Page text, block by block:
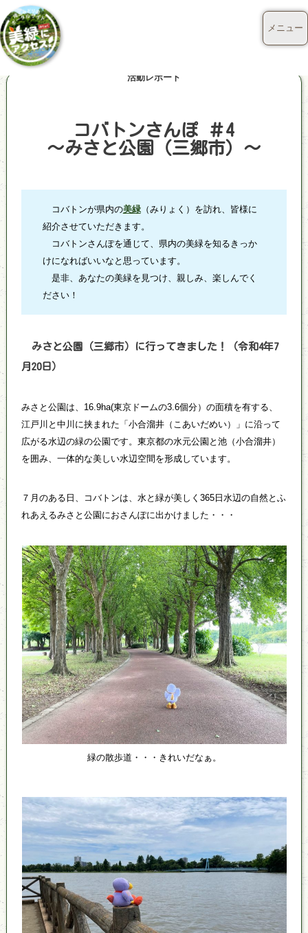
活動レポート
コバトンさんぽ ＃4
～みさと公園（三郷市）～
コバトンが県内の美緑（みりょく）を訪れ、皆様に
紹介させていただきます。
コバトンさんぽを通じて、県内の美緑を知るきっか
けになればいいなと思っています。
是非、あなたの美緑を見つけ、親しみ、楽しんでく
ださい！
みさと公園（三郷市）に行ってきました！（令和4年7
月20日）
みさと公園は、16.9ha(東京ドームの3.6個分）の面積を有する、
江戸川と中川に挟まれた「小合溜井（こあいだめい）」に沿って
広がる水辺の緑の公園です。東京都の水元公園と池（小合溜井）
を囲み、一体的な美しい水辺空間を形成しています。
７月のある日、コバトンは、水と緑が美しく365日水辺の自然とふ
れあえるみさと公園におさんぽに出かけました・・・
緑の散歩道・・・きれいだなぁ。
メニュー